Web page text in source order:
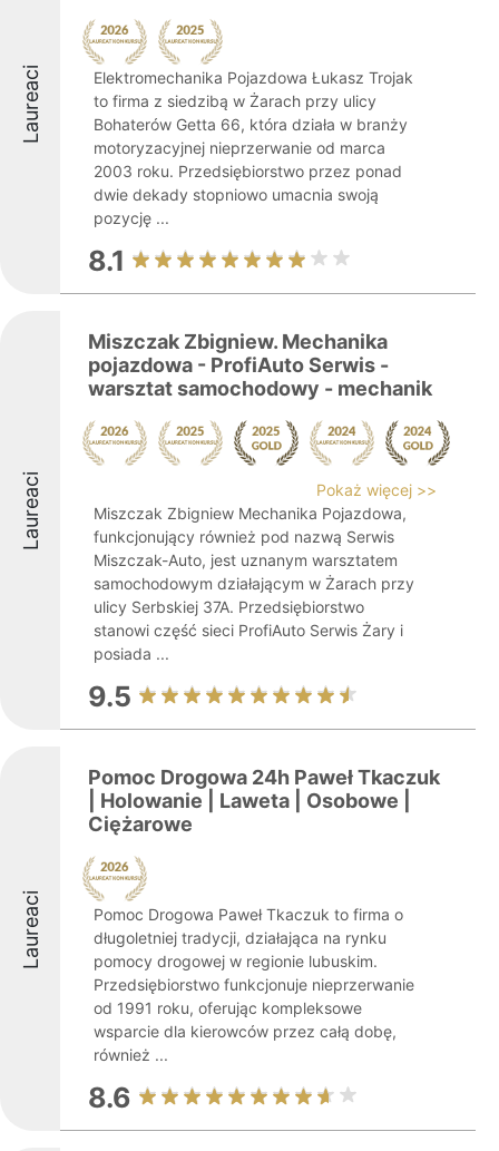
Laureaci
Elektromechanika Pojazdowa Łukasz Trojak
to firma z siedzibą w Żarach przy ulicy
Bohaterów Getta 66, która działa w branży
motoryzacyjnej nieprzerwanie od marca
2003 roku. Przedsiębiorstwo przez ponad
dwie dekady stopniowo umacnia swoją
pozycję ...
8.1
Laureaci
Miszczak Zbigniew. Mechanika
pojazdowa - ProfiAuto Serwis -
warsztat samochodowy - mechanik
Pokaż więcej >>
Miszczak Zbigniew Mechanika Pojazdowa,
funkcjonujący również pod nazwą Serwis
Miszczak-Auto, jest uznanym warsztatem
samochodowym działającym w Żarach przy
ulicy Serbskiej 37A. Przedsiębiorstwo
stanowi część sieci ProfiAuto Serwis Żary i
posiada ...
9.5
Laureaci
Pomoc Drogowa 24h Paweł Tkaczuk
| Holowanie | Laweta | Osobowe |
Ciężarowe
Pomoc Drogowa Paweł Tkaczuk to firma o
długoletniej tradycji, działająca na rynku
pomocy drogowej w regionie lubuskim.
Przedsiębiorstwo funkcjonuje nieprzerwanie
od 1991 roku, oferując kompleksowe
wsparcie dla kierowców przez całą dobę,
również ...
8.6